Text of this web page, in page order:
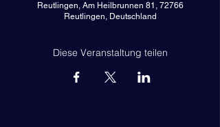
Reutlingen, Am Heilbrunnen 81, 72766
Reutlingen, Deutschland
Diese Veranstaltung teilen